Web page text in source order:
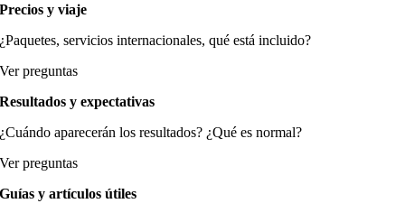
Precios y viaje
¿Paquetes, servicios internacionales, qué está incluido?
Ver preguntas
Resultados y expectativas
¿Cuándo aparecerán los resultados? ¿Qué es normal?
Ver preguntas
Guías y artículos útiles